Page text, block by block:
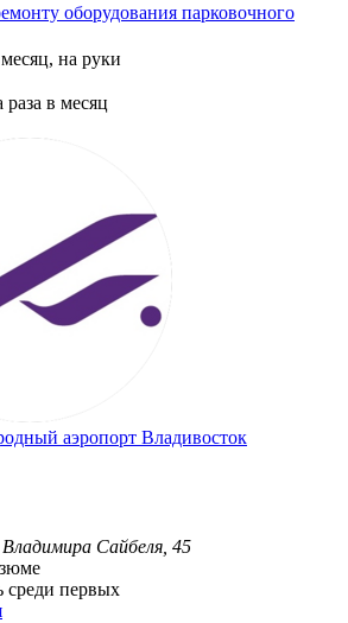
оборудования парковочного
на руки
в месяц
аэропорт Владивосток
Сайбеля, 45
среди первых